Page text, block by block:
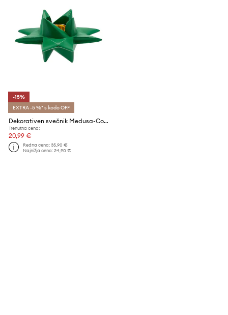
-15%
EXTRA -5 %* s kodo OFF
Dekorativen svečnik Medusa-Copenhagen
Trenutna cena:
20,99 €
Redna cena:35,90 €
Najnižja cena:24,90 €